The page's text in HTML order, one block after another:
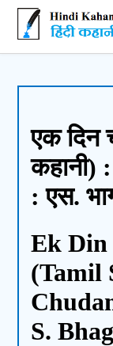
Hindi Kahani - हिंदी
एक दिन
कहानी)
: एस.
Ek Din
(Tamil
S.